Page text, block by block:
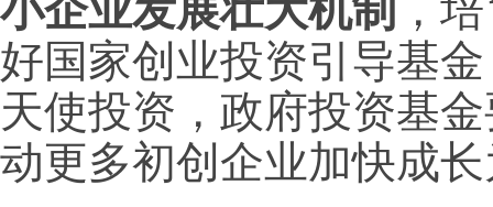
小企业发展壮大机制 ，
好国家创业投资引导基
天使投资，政府投资基
动更多初创企业加快成